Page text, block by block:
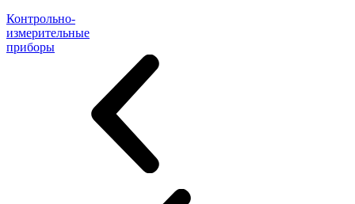
Контрольно-
измерительные
приборы